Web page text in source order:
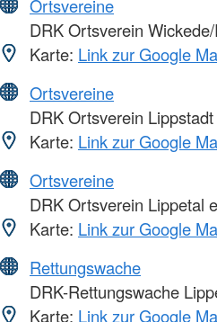
Ortsvereine
DRK Ortsverein
Karte: Link zur Google
Ortsvereine
DRK Ortsverein Lippstadt
Karte: Link zur Google
Ortsvereine
DRK Ortsverein Lippetal
Karte: Link zur Google
Rettungswache
DRK-Rettungswache
Karte: Link zur Google